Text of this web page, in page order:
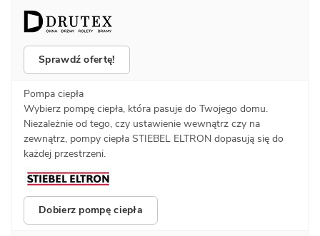
Sprawdź ofertę!
Pompa ciepła
Wybierz pompę ciepła, która pasuje do Twojego domu.
Niezależnie od tego, czy ustawienie wewnątrz czy na
zewnątrz, pompy ciepła STIEBEL ELTRON dopasują się do
każdej przestrzeni.
Dobierz pompę ciepła